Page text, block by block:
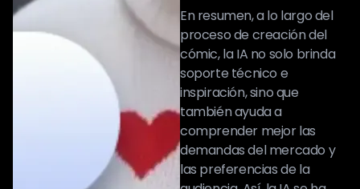
En resumen, a lo largo del
proceso de creación del
cómic, la IA no solo brinda
soporte técnico e
inspiración, sino que
también ayuda a
comprender mejor las
demandas del mercado y
las preferencias de la